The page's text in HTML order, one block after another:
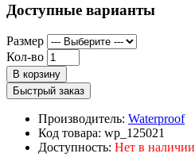
Доступные варианты
Размер
Кол-во
В корзину
Быстрый заказ
Производитель: Waterproof
Код товара: wp_125021
Доступность: Нет в наличии